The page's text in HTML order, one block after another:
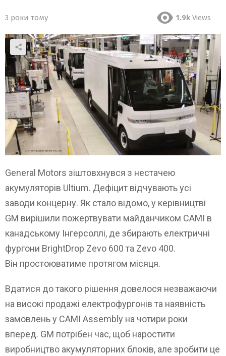
3 роки тому 1.9k Views
General Motors зіштовхнувся з нестачею
акумуляторів Ultium. Дефіцит відчувають усі
заводи концерну. Як стало відомо, у керівництві
GM вирішили пожертвувати майданчиком CAMI в
канадському Інгерсоллі, де збирають електричні
фургони BrightDrop Zevo 600 та Zevo 400.
Він простоюватиме протягом місяця.
Вдатися до такого рішення довелося незважаючи
на високі продажі електрофургонів та наявність
замовлень у CAMI Assembly на чотири роки
вперед. GM потрібен час, щоб наростити
виробництво акумуляторних блоків, але зробити це